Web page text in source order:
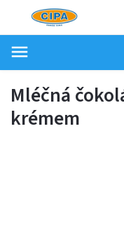
Mléčná
krémem